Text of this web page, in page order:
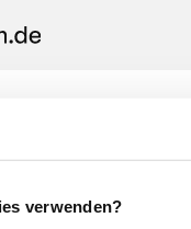
verwenden?
Erreger